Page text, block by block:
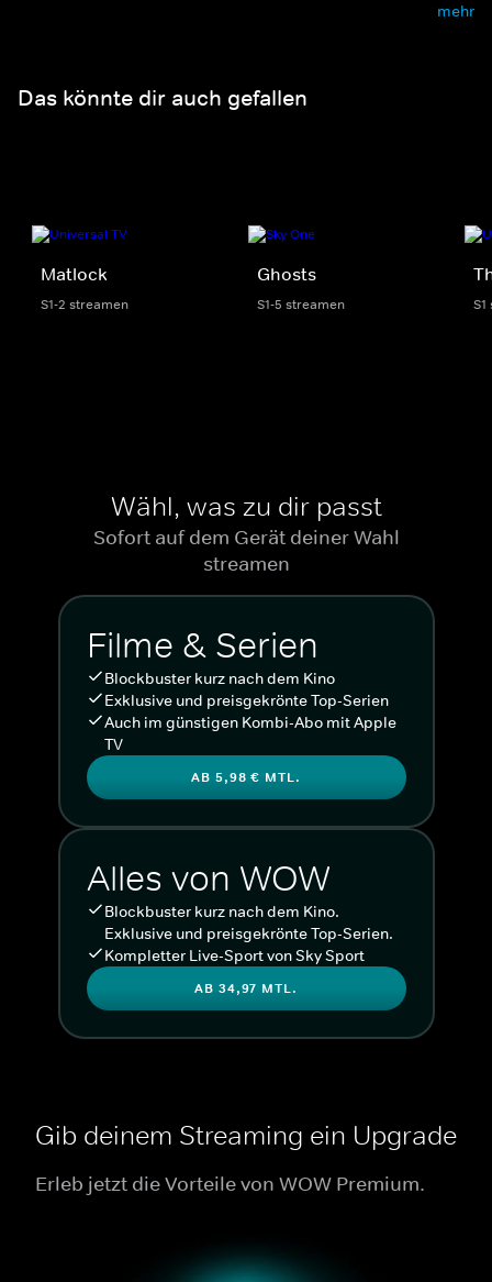
mehr
Das könnte dir auch gefallen
Matlock
S1-2 streamen
Ghosts
S1-5 streamen
Wähl, was zu dir passt
Sofort auf dem Gerät deiner Wahl
streamen
Filme & Serien
Blockbuster kurz nach dem Kino
Exklusive und preisgekrönte Top-Serien
Auch im günstigen Kombi-Abo mit Apple
TV
AB 5,98 € MTL.
Alles von WOW
Blockbuster kurz nach dem Kino.
Exklusive und preisgekrönte Top-Serien.
Kompletter Live-Sport von Sky Sport
AB 34,97 MTL.
Gib deinem Streaming ein Upgrade
Erleb jetzt die Vorteile von WOW Premium.